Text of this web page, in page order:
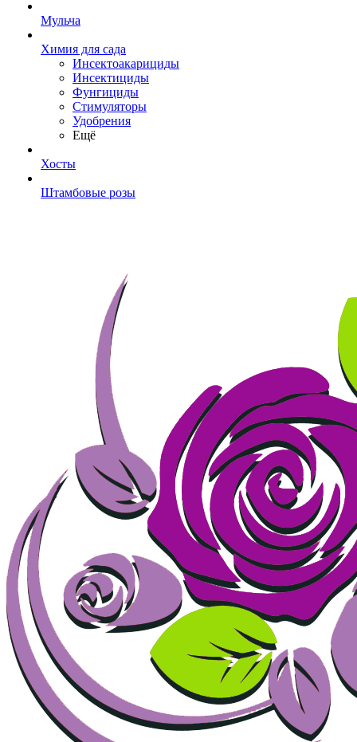
Мульча
Химия для сада
Инсектоакарициды
Инсектициды
Фунгициды
Стимуляторы
Удобрения
Ещё
Хосты
Штамбовые розы